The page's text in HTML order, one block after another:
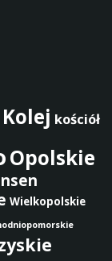
Kolej kościół
Opolskie
Wielkopolskie